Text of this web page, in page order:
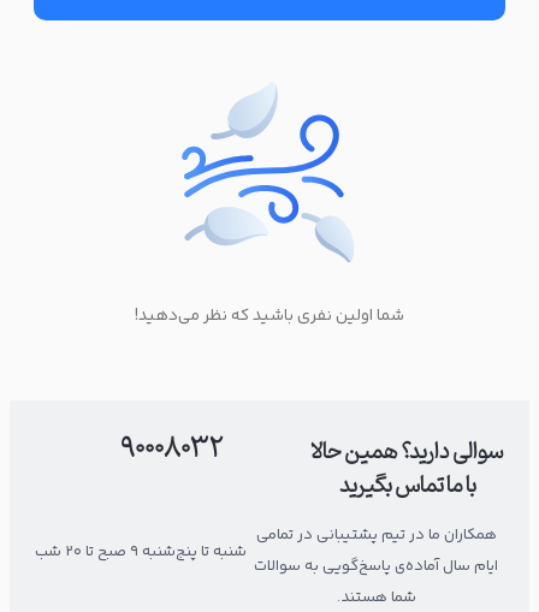
شما اولین نفری باشید که نظر می‌دهید!
سوالی دارید؟ همین حالا
با ما تماس بگیرید
90008032
همکاران ما در تیم پشتیبانی در تمامی
ایام سال آماده‌ی پاسخ‌گویی به سوالات
شما هستند.
شنبه تا پنج‌شنبه ۹ صبح تا ۲۰ شب